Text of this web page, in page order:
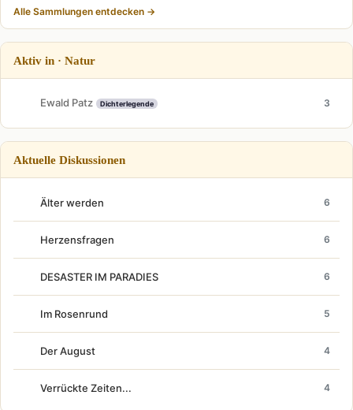
Alle Sammlungen entdecken →
Aktiv in · Natur
Ewald Patz Dichterlegende 3
Aktuelle Diskussionen
Älter werden 6
Herzensfragen 6
DESASTER IM PARADIES 6
Im Rosenrund 5
Der August 4
Verrückte Zeiten... 4